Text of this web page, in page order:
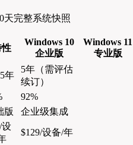
天完整系统快照
性
Windows 10
企业版
Windows 11
专业版
年
5年（需评估
续订）
92%
版 企业级集成
设
$129/设备/年